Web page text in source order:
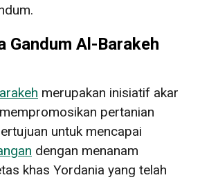
Gandum Al-Barakeh
merupakan inisiatif akar
pertanian
untuk mencapai
dengan menanam
khas Yordania yang telah